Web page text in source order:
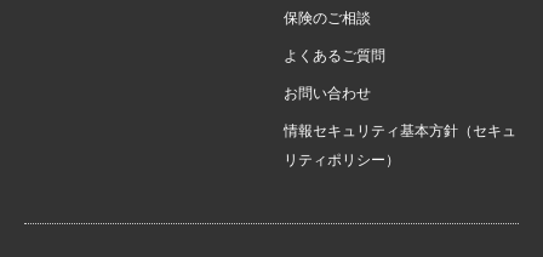
保険のご相談
よくあるご質問
お問い合わせ
情報セキュリティ基本方針（セキュ
リティポリシー）